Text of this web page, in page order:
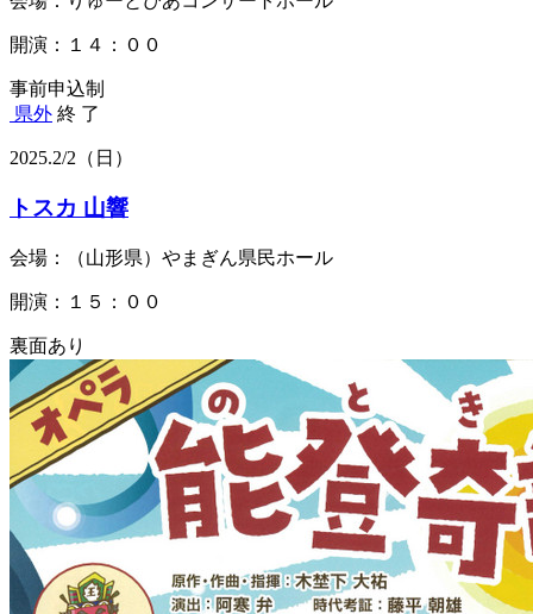
開演：１４：００
事前申込制
県外 終 了
2025.2/2 （日）
トスカ 山響
会場：（山形県）やまぎん県民ホール
開演：１５：００
裏面あり